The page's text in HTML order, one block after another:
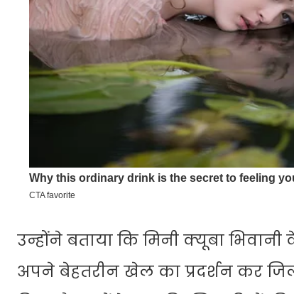
उन्होंने बताया कि मिनी क्यूबा
अपने बेहतरीन खेल का प्रदर्शन कर जिला